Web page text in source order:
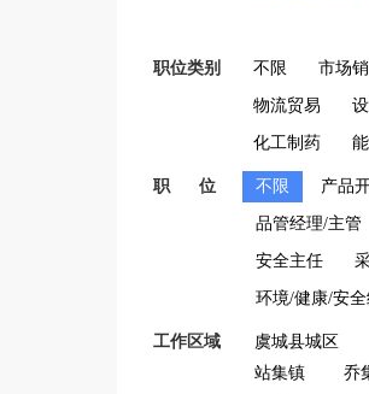
职位类别 不限 市场
物流贸易
化工制药
职 位 不限 产品
品管经理/主管
安全主任
环境/健康/安全
工作区域 虞城县城区
站集镇
乔